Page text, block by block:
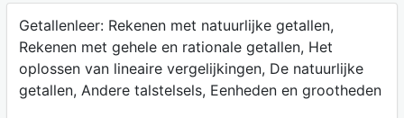
Getallenleer: Rekenen met natuurlijke getallen,
Rekenen met gehele en rationale getallen, Het
oplossen van lineaire vergelijkingen, De natuurlijke
getallen, Andere talstelsels, Eenheden en grootheden